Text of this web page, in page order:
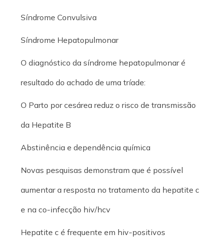
Síndrome Convulsiva
Síndrome Hepatopulmonar
O diagnóstico da síndrome hepatopulmonar é
resultado do achado de uma tríade:
O Parto por cesárea reduz o risco de transmissão
da Hepatite B
Abstinência e dependência química
Novas pesquisas demonstram que é possível
aumentar a resposta no tratamento da hepatite c
e na co-infecção hiv/hcv
Hepatite c é frequente em hiv-positivos